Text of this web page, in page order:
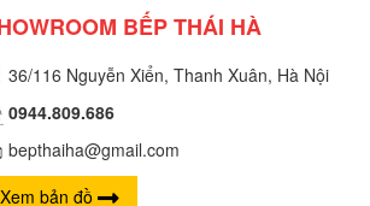
BẾP THÁI HÀ
36/116 Nguyễn Xiển, Thanh Xuân, Hà Nội
0944.809.686
bepthaiha@gmail.com
Xem bản đồ